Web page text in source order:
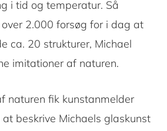
i tid og temperatur. Så
2.000 forsøg for i dag at
ca. 20 strukturer, Michael
imitationer af naturen.
naturen fik kunstanmelder
at beskrive Michaels glaskunst